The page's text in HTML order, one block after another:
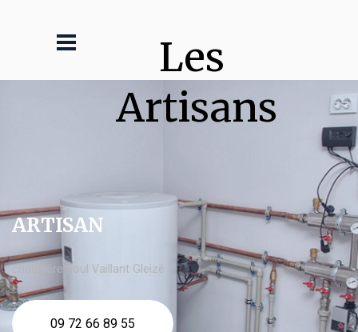
Les
Artisans
ARTISAN
chaudière fioul Vaillant Gleizé
09 72 66 89 55